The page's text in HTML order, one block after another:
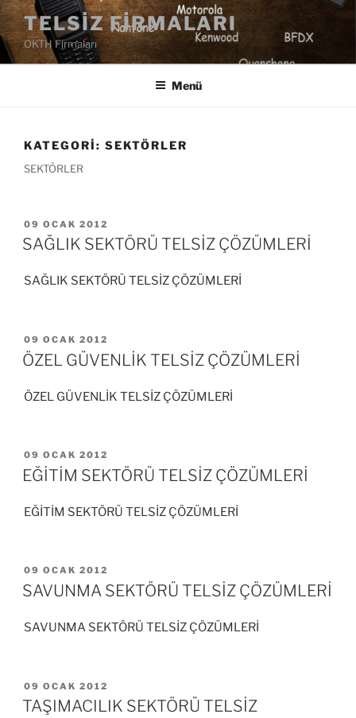
İçeriğe
geç TELSIZ FIRMALARI
OKTH Firmaları
Menü
KATEGORI: SEKTÖRLER
SEKTÖRLER
YAYIM
TARIHI
09 OCAK 2012
SAĞLIK SEKTÖRÜ TELSİZ ÇÖZÜMLERİ
SAĞLIK SEKTÖRÜ TELSİZ ÇÖZÜMLERİ
YAYIM
TARIHI
09 OCAK 2012
ÖZEL GÜVENLİK TELSİZ ÇÖZÜMLERİ
ÖZEL GÜVENLİK TELSİZ ÇÖZÜMLERİ
YAYIM
TARIHI
09 OCAK 2012
EĞİTİM SEKTÖRÜ TELSİZ ÇÖZÜMLERİ
EĞİTİM SEKTÖRÜ TELSİZ ÇÖZÜMLERİ
YAYIM
TARIHI
09 OCAK 2012
SAVUNMA SEKTÖRÜ TELSİZ ÇÖZÜMLERİ
SAVUNMA SEKTÖRÜ TELSİZ ÇÖZÜMLERİ
YAYIM
TARIHI
09 OCAK 2012
TAŞIMACILIK SEKTÖRÜ TELSİZ